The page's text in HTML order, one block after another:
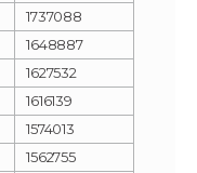
1737088
1648887
1627532
1616139
1574013
1562755